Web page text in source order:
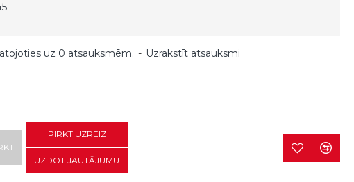
uz 0 atsauksmēm. - Uzrakstīt atsauksmi
PIRKT UZREIZ
UZDOT JAUTĀJUMU